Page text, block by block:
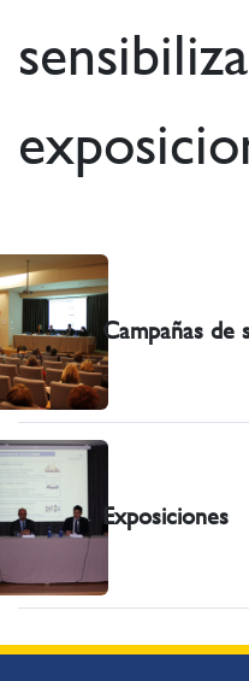
Campañas de
Exposiciones